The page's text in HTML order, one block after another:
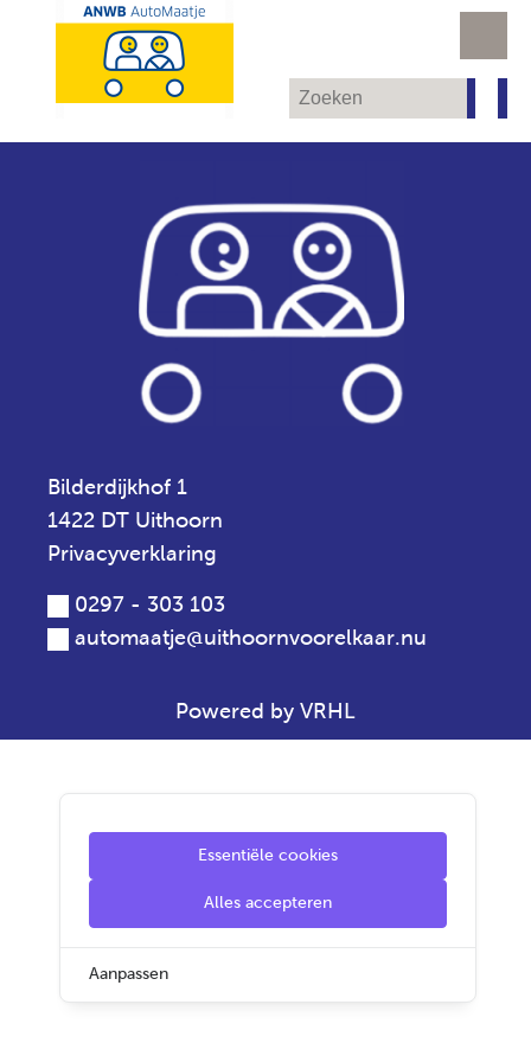
Bilderdijkhof 1
1422 DT Uithoorn
Privacyverklaring
0297 - 303 103
automaatje@uithoornvoorelkaar.nu
Powered by VRHL
Essentiële cookies
Alles accepteren
Aanpassen